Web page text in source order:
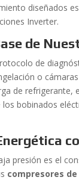
diseñados
Inverter.
de
de
o
de
bobinados
presión es el
compresores